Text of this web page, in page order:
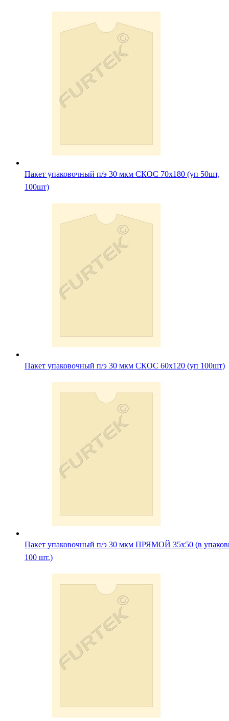
Пакет упаковочный п/э 30 мкм СКОС 70х180 (уп 50шт,
100шт)
Пакет упаковочный п/э 30 мкм СКОС 60х120 (уп 100шт)
Пакет упаковочный п/э 30 мкм ПРЯМОЙ 35х50 (в
100 шт.)